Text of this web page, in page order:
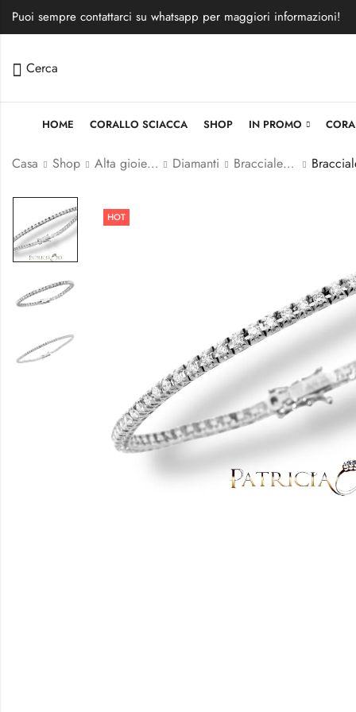
Puoi sempre contattarci su whatsapp per maggiori informazioni!
Cerca
HOME CORALLO SCIACCA SHOP IN PROMO
Casa Shop Alta gioielleria Diamanti Bracciale Tennis
HOT